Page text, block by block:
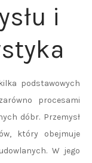
i
podstawowych
procesami
dóbr. Przemysł
który obejmuje
W jego